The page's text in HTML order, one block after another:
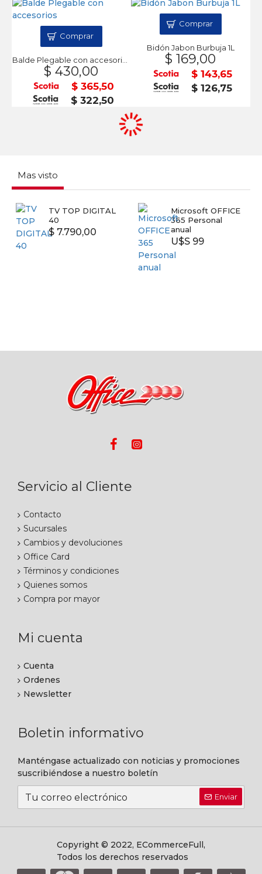
Balde Plegable con accesorios
$ 430,00
$ 365,50
$ 322,50
Comprar
Bidón Jabon Burbuja 1L
$ 169,00
$ 143,65
$ 126,75
Comprar
Mas visto
TV TOP DIGITAL
40
$ 7.790,00
Microsoft OFFICE
365 Personal
anual
U$S 99
Servicio al Cliente
Contacto
Sucursales
Cambios y devoluciones
Office Card
Términos y condiciones
Quienes somos
Compra por mayor
Mi cuenta
Cuenta
Ordenes
Newsletter
Boletin informativo
Manténgase actualizado con noticias y promociones
suscribiéndose a nuestro boletín
Enviar
Copyright © 2022, ECommerceFull,
Todos los derechos reservados